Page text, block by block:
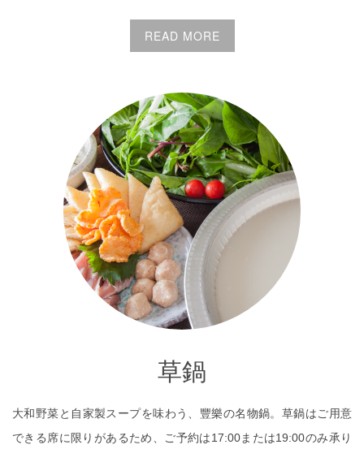
READ MORE
草鍋
大和野菜と自家製スープを味わう、豐樂の名物鍋。草鍋はご用意
できる席に限りがあるため、ご予約は17:00または19:00のみ承り